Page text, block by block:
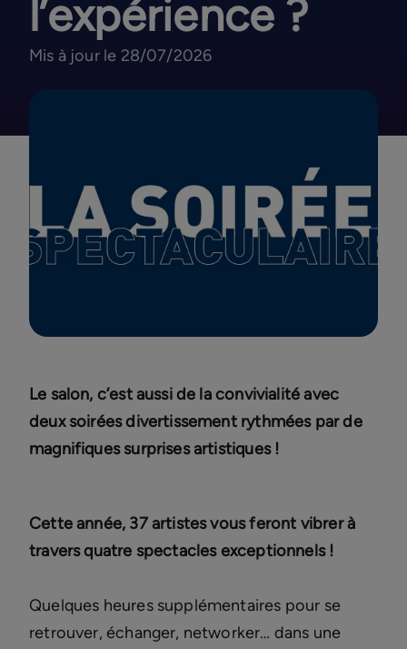
l’expérience ?
Mis à jour le 28/07/2026
Le salon, c’est aussi de la convivialité avec
deux soirées divertissement rythmées par de
magnifiques surprises artistiques !
Cette année, 37 artistes vous feront vibrer à
travers quatre spectacles exceptionnels !
Quelques heures supplémentaires pour se
retrouver, échanger, networker… dans une